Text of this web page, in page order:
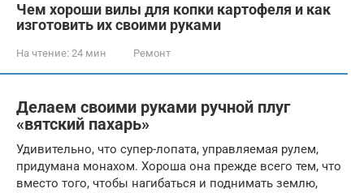
Чем хороши вилы для копки картофеля и как
изготовить их своими руками
На чтение: 24 мин Ремонт
Делаем своими руками ручной плуг
«вятский пахарь»
Удивительно, что супер-лопата, управляемая рулем,
придумана монахом. Хороша она прежде всего тем, что
вместо того, чтобы нагибаться и поднимать землю,